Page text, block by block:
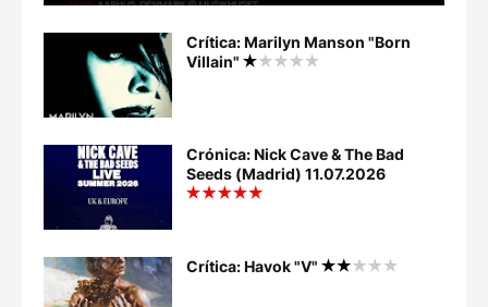
Crítica: Marilyn Manson "Born
Villain"
Crónica: Nick Cave & The Bad
Seeds (Madrid) 11.07.2026
Crítica: Havok "V"